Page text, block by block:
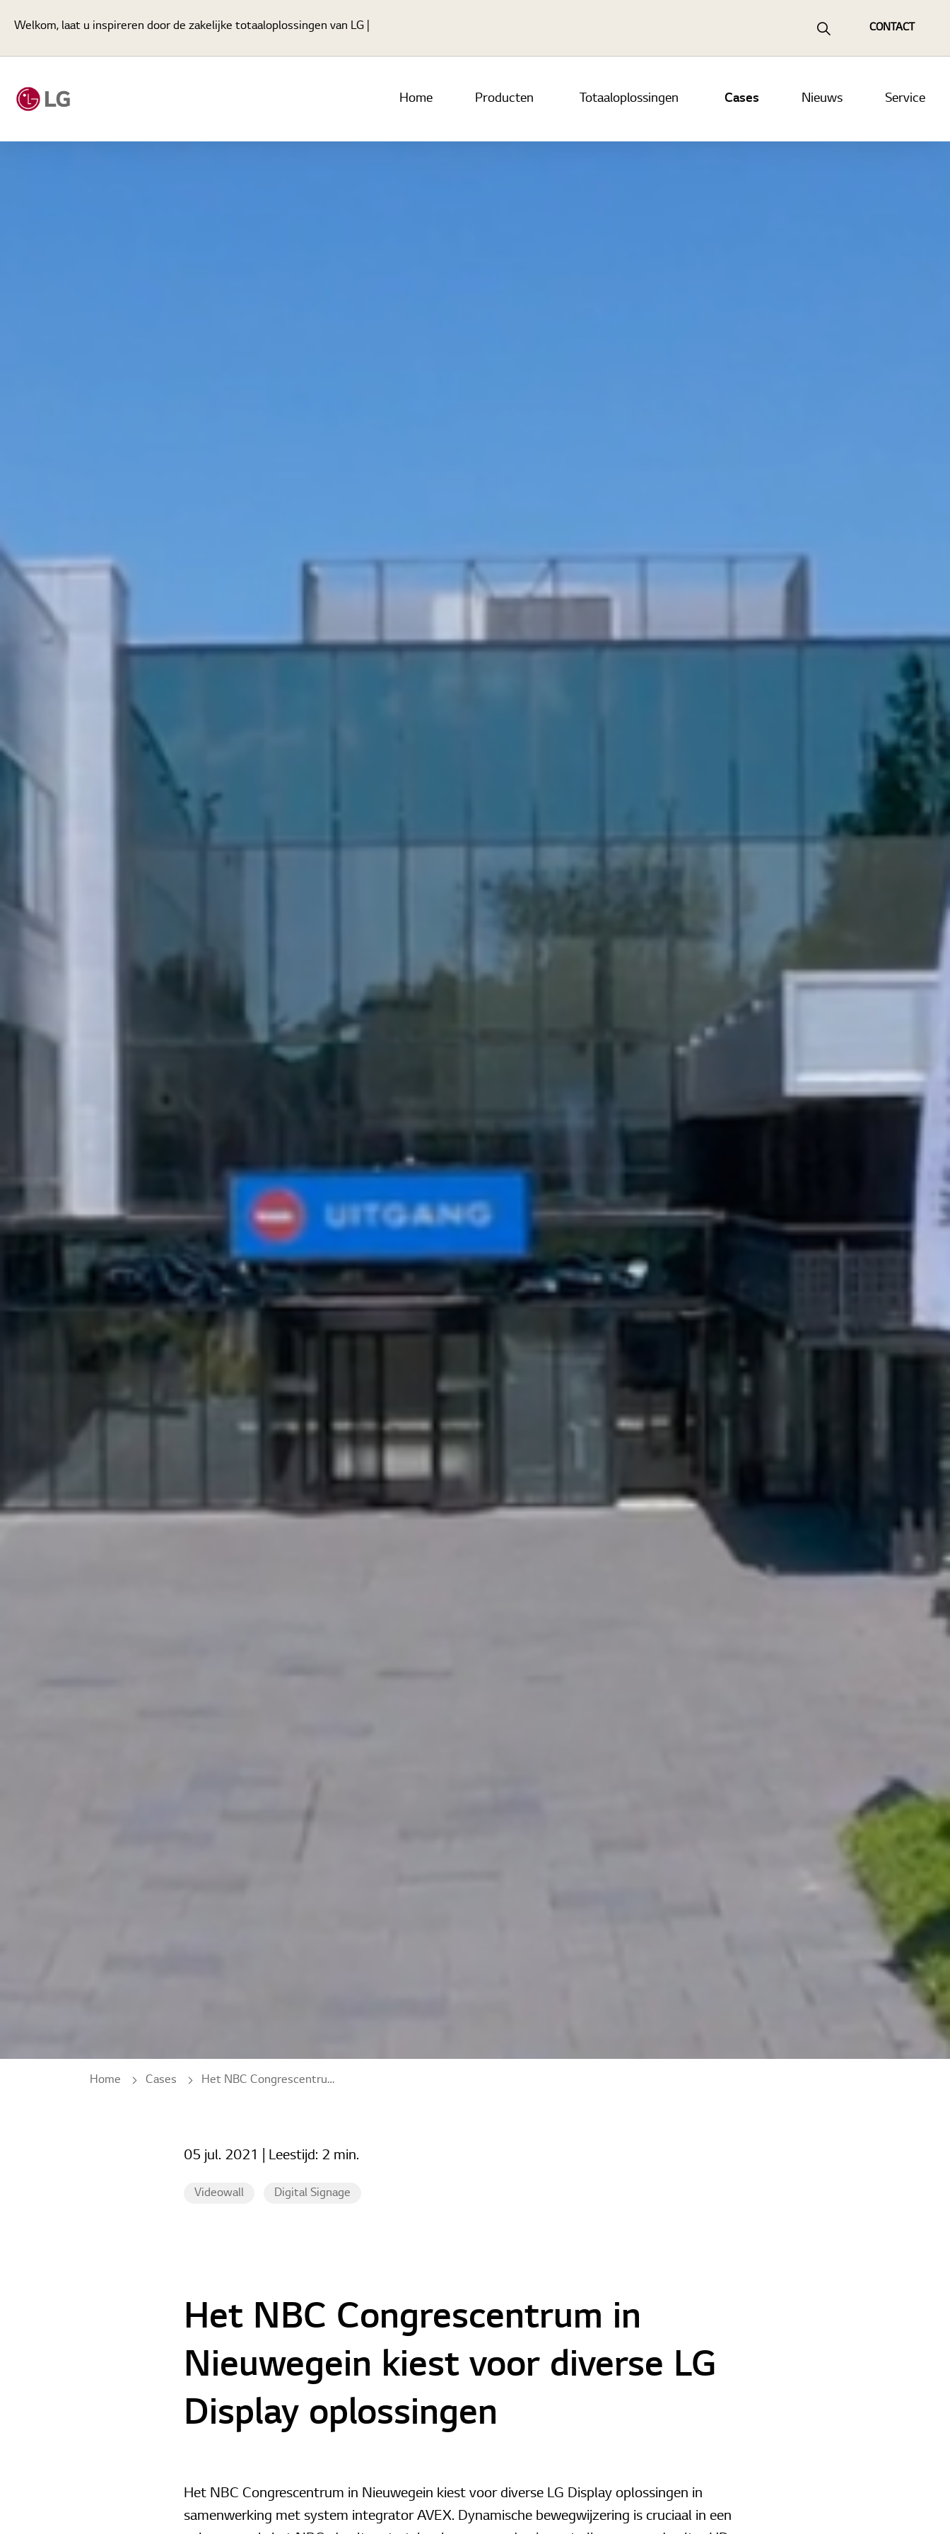
Home Producten Totaaloplossingen Cases Nieuws Service
CONTACT
Welkom, laat u inspireren door de zakelijke totaaloplossingen van LG |
Home Cases Het NBC Congrescentrum in Nieuwegein kiest voor diverse LG Display oplossingen
05 jul. 2021 | Leestijd: 2 min.
Videowall Digital Signage
Het NBC Congrescentrum in
Nieuwegein kiest voor diverse LG
Display oplossingen
Het NBC Congrescentrum in Nieuwegein kiest voor diverse LG Display oplossingen in
samenwerking met system integrator AVEX. Dynamische bewegwijzering is cruciaal in een